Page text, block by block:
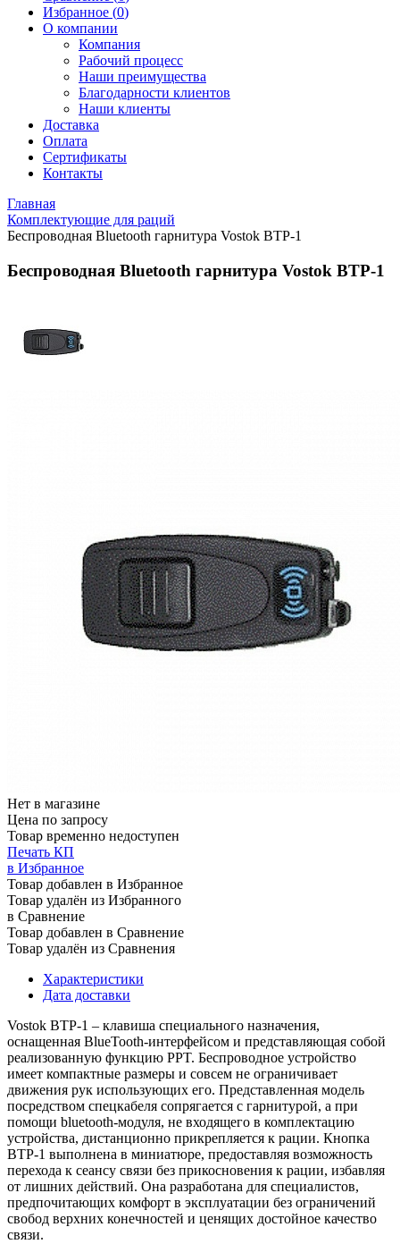
Избранное (0)
О компании
Компания
Рабочий процесс
Наши преимущества
Благодарности клиентов
Наши клиенты
Доставка
Оплата
Сертификаты
Контакты
Главная
Комплектующие для раций
Беспроводная Bluetooth гарнитура Vostok BTP-1
Беспроводная Bluetooth гарнитура Vostok BTP-1
Нет в магазине
Цена по запросу
Товар временно недоступен
Печать КП
в Избранное
Товар добавлен в Избранное
Товар удалён из Избранного
в Сравнение
Товар добавлен в Сравнение
Товар удалён из Сравнения
Характеристики
Дата доставки
Vostok BTP-1 – клавиша специального назначения,
оснащенная BlueTooth-интерфейсом и представляющая собой
реализованную функцию PPT. Беспроводное устройство
имеет компактные размеры и совсем не ограничивает
движения рук использующих его. Представленная модель
посредством спецкабеля сопрягается с гарнитурой, а при
помощи bluetooth-модуля, не входящего в комплектацию
устройства, дистанционно прикрепляется к рации. Кнопка
BTP-1 выполнена в миниатюре, предоставляя возможность
перехода к сеансу связи без прикосновения к рации, избавляя
от лишних действий. Она разработана для специалистов,
предпочитающих комфорт в эксплуатации без ограничений
свобод верхних конечностей и ценящих достойное качество
связи.